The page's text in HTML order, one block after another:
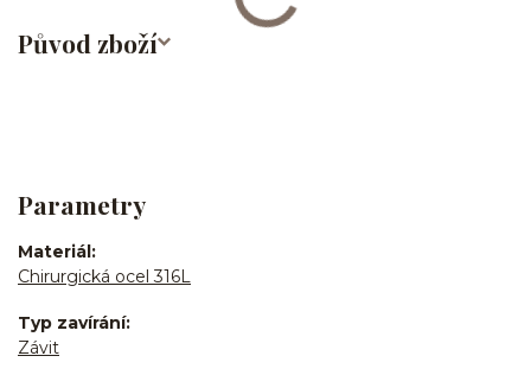
Původ zboží
Parametry
Materiál
Chirurgická ocel 316L
Typ zavírání
Závit